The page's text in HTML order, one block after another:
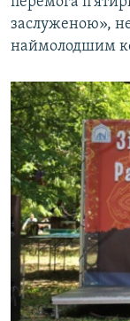
заслуженою»,
наймолодшим